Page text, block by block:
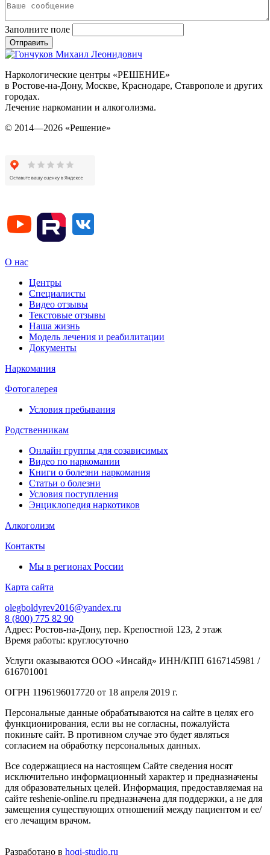
Заполните поле
Отправить
Наркологические центры «РЕШЕНИЕ»
в Ростове-на-Дону, Москве, Краснодаре, Ставрополе и других
городах.
Лечение наркомании и алкоголизма.
© 2014—2026 «Решение»
О нас
Центры
Специалисты
Видео отзывы
Текстовые отзывы
Наша жизнь
Модель лечения и реабилитации
Документы
Наркомания
Фотогалерея
Условия пребывания
Родственникам
Онлайн группы для созависимых
Видео по наркомании
Книги о болезни наркомания
Статьи о болезни
Условия поступления
Энциклопедия наркотиков
Алкоголизм
Контакты
Мы в регионах России
Карта сайта
olegboldyrev2016@yandex.ru
8 (800) 775 82 90
Адрес: Ростов-на-Дону, пер. Крепостной 123, 2 этаж
Время работы: круглосуточно
Услуги оказываются ООО «Инсайд» ИНН/КПП 6167145981 /
616701001
ОГРН 1196196017720 от 18 апреля 2019 г.
Персональные данные обрабатываются на сайте в целях его
функционирования, если вы не согласны, пожалуйста
покиньте сайт. В противном случае это будет являться
согласием на обработку персональных данных.
Все содержащиеся на настоящем Сайте сведения носят
исключительно информационный характер и предназначены
для образовательных целей. Информация, предоставляемая на
сайте reshenie-online.ru предназначена для поддержки, а не для
замещения существующих отношений между пациентом и ее/
его лечащим врачом.
Разработано в hoqi-studio.ru